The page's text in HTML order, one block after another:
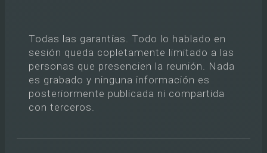
Todas las garantías. Todo lo hablado en
sesión queda copletamente limitado a las
personas que presencien la reunión. Nada
es grabado y ninguna información es
posteriormente publicada ni compartida
con terceros.